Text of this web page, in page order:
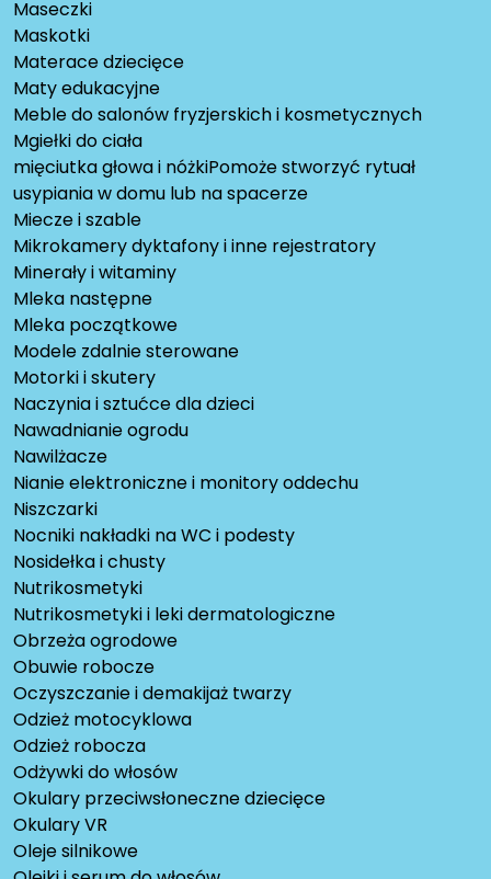
Maseczki
Maskotki
Materace dziecięce
Maty edukacyjne
Meble do salonów fryzjerskich i kosmetycznych
Mgiełki do ciała
mięciutka głowa i nóżkiPomoże stworzyć rytuał
usypiania w domu lub na spacerze
Miecze i szable
Mikrokamery dyktafony i inne rejestratory
Minerały i witaminy
Mleka następne
Mleka początkowe
Modele zdalnie sterowane
Motorki i skutery
Naczynia i sztućce dla dzieci
Nawadnianie ogrodu
Nawilżacze
Nianie elektroniczne i monitory oddechu
Niszczarki
Nocniki nakładki na WC i podesty
Nosidełka i chusty
Nutrikosmetyki
Nutrikosmetyki i leki dermatologiczne
Obrzeża ogrodowe
Obuwie robocze
Oczyszczanie i demakijaż twarzy
Odzież motocyklowa
Odzież robocza
Odżywki do włosów
Okulary przeciwsłoneczne dziecięce
Okulary VR
Oleje silnikowe